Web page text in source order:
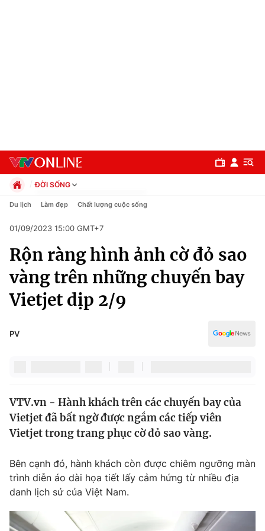
Chuyên mục
Chính trị
Xã hội
Pháp luật
Thế giới
Tin tức
Câu chuyện quốc tế
Kinh tế
Tài chính
Thị trường
Góc doanh nghiệp
Dữ liệu và đời sống
Truyền hình
ĐỜI SỐNG
Chính trị
Pháp luật
Kinh tế
Thể thao
Truyền hình
Văn hóa - Giải trí
Y tế
Du lịch Làm đẹp Chất lượng cuộc sống
01/09/2023 15:00 GMT+7
Rộn ràng hình ảnh cờ đỏ sao
vàng trên những chuyến bay
Vietjet dịp 2/9
PV
VTV.vn - Hành khách trên các chuyến bay của
Vietjet đã bất ngờ được ngắm các tiếp viên
Vietjet trong trang phục cờ đỏ sao vàng.
Bên cạnh đó, hành khách còn được chiêm ngưỡng màn
trình diễn áo dài họa tiết lấy cảm hứng từ nhiều địa
danh lịch sử của Việt Nam.